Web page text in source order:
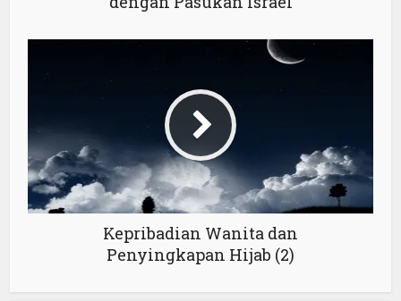
Kepribadian Wanita dan
Penyingkapan Hijab (2)